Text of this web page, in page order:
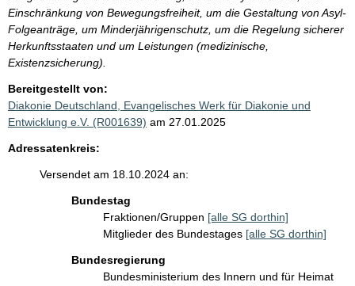
Einschränkung von Bewegungsfreiheit, um die Gestaltung von Asyl-
Folgeanträge, um Minderjährigenschutz, um die Regelung sicherer
Herkunftsstaaten und um Leistungen (medizinische,
Existenzsicherung).
Bereitgestellt von:
Diakonie Deutschland, Evangelisches Werk für Diakonie und
Entwicklung e.V. (R001639) am 27.01.2025
Adressatenkreis:
Versendet am 18.10.2024 an:
Bundestag
Fraktionen/Gruppen [alle SG dorthin]
Mitglieder des Bundestages [alle SG dorthin]
Bundesregierung
Bundesministerium des Innern und für Heimat